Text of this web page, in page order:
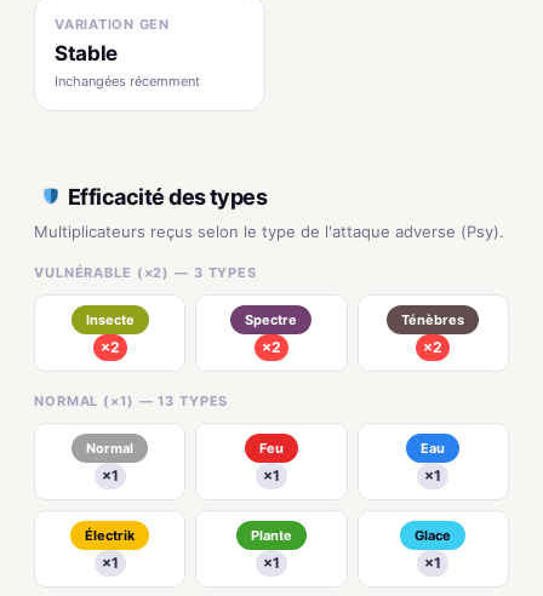
VARIATION GEN
Stable
Inchangées récemment
Efficacité des types
Multiplicateurs reçus selon le type de l'attaque adverse (Psy).
VULNÉRABLE (×2) — 3 TYPES
Insecte
×2
Spectre
×2
Ténèbres
×2
NORMAL (×1) — 13 TYPES
Normal
×1
Feu
×1
Eau
×1
Électrik
×1
Plante
×1
Glace
×1